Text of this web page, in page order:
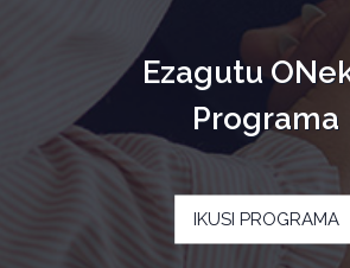
Ezagutu
Programa
IKUSI PROGRAMA